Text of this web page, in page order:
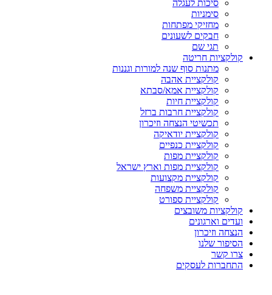
סיכות לעגלה
סימניות
מחזיקי מפתחות
חבקים לשעונים
תגי שם
קולקציות חריטה
מתנות סוף שנה למורות וגננות
קולקציית אהבה
קולקציית אמא/סבתא
קולקציית חיות
קולקציית חרבות ברזל
תכשיטי הנצחה וזיכרון
קולקציית יודאיקה
קולקציית כנפיים
קולקציית מפות
קולקציית מפות וארץ ישראל
קולקציית מקצועות
קולקציית משפחה
קולקציית ספורט
קולקציות משובצים
ועדים וארגונים
הנצחה וזיכרון
הסיפור שלנו
צרו קשר
התחברות לעסקים